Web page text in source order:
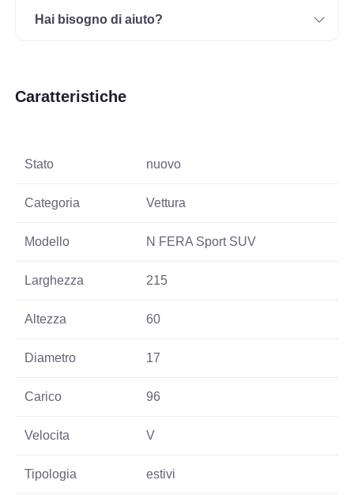
Hai bisogno di aiuto?
Caratteristiche
Stato nuovo
Categoria Vettura
Modello N FERA Sport SUV
Larghezza 215
Altezza 60
Diametro 17
Carico 96
Velocita V
Tipologia estivi